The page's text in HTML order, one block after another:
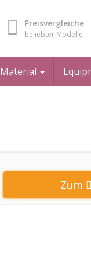
Preisvergleiche
beliebter Modelle
Material
Zum